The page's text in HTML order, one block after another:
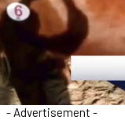
- Advertisement -